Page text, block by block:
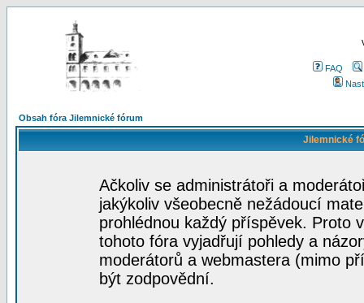
FAQ
Obsah fóra Jilemnické fórum
Jilemnické
Ačkoliv se administrátoři a
jakýkoliv všeobecně nežádoucí
prohlédnou každý příspěvek. Proto
tohoto fóra vyjadřují pohledy a
moderátorů a webmastera (mimo
být zodpovědní.